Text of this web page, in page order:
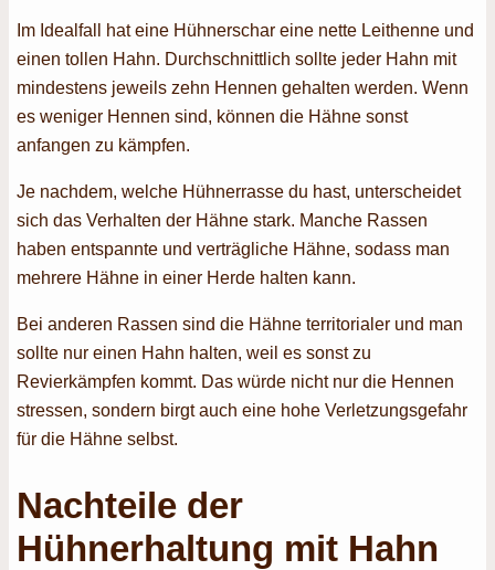
Im Idealfall hat eine Hühnerschar eine nette Leithenne und
einen tollen Hahn. Durchschnittlich sollte jeder Hahn mit
mindestens jeweils zehn Hennen gehalten werden. Wenn
es weniger Hennen sind, können die Hähne sonst
anfangen zu kämpfen.
Je nachdem, welche Hühnerrasse du hast, unterscheidet
sich das Verhalten der Hähne stark. Manche Rassen
haben entspannte und verträgliche Hähne, sodass man
mehrere Hähne in einer Herde halten kann.
Bei anderen Rassen sind die Hähne territorialer und man
sollte nur einen Hahn halten, weil es sonst zu
Revierkämpfen kommt. Das würde nicht nur die Hennen
stressen, sondern birgt auch eine hohe Verletzungsgefahr
für die Hähne selbst.
Nachteile der
Hühnerhaltung mit Hahn